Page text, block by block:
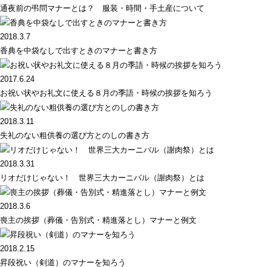
通夜前の弔問マナーとは？ 服装・時間・手土産について
2018.3.7
香典を中袋なしで出すときのマナーと書き方
2017.6.24
お祝い状やお礼文に使える８月の季語・時候の挨拶を知ろう
2018.3.11
失礼のない粗供養の選び方とのしの書き方
2018.3.31
リオだけじゃない！ 世界三大カーニバル（謝肉祭）とは
2018.3.6
喪主の挨拶（葬儀・告別式・精進落とし）マナーと例文
2018.2.15
昇段祝い（剣道）のマナーを知ろう